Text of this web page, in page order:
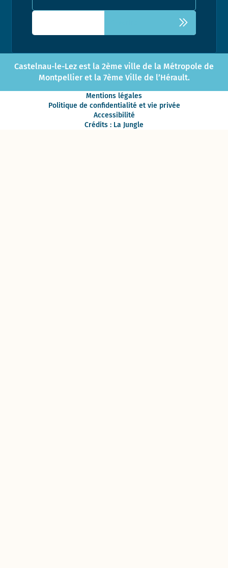
Castelnau-le-Lez est la 2ème ville de la Métropole de
Montpellier et la 7ème Ville de l’Hérault.
Mentions légales
Politique de confidentialité et vie privée
Accessibilité
Crédits : La Jungle